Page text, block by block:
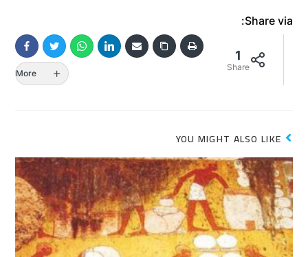
Share via:
1
Share
More
YOU MIGHT ALSO LIKE